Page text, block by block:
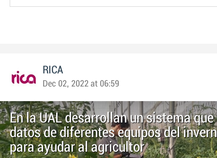
RICA
Dec 02, 2022 at 06:59
En la UAL desarrollan un sistema
datos de diferentes equipos del
para ayudar al agricultor